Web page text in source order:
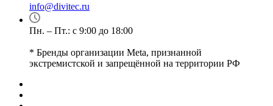
info@divitec.ru
Пн. – Пт.: с 9:00 до 18:00
* Бренды организации Meta, признанной
экстремистской и запрещённой на территории РФ